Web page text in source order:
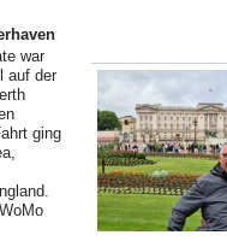
war
auf der
ging